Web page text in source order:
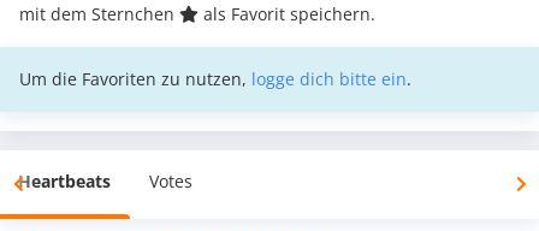
mit dem Sternchen
als Favorit speichern.
Um die Favoriten zu nutzen, logge dich bitte ein.
Heartbeats Votes